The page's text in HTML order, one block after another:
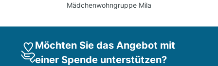
Mädchenwohngruppe Mila
Möchten Sie das Angebot mit
einer Spende unterstützen?